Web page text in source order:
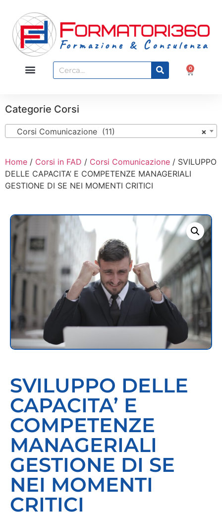
0
Categorie Corsi
×
Corsi Comunicazione (11)
Home / Corsi in FAD / Corsi Comunicazione / SVILUPPO
DELLE CAPACITA’ E COMPETENZE MANAGERIALI
GESTIONE DI SE NEI MOMENTI CRITICI
SVILUPPO DELLE
CAPACITA’ E
COMPETENZE
MANAGERIALI
GESTIONE DI SE
NEI MOMENTI
CRITICI